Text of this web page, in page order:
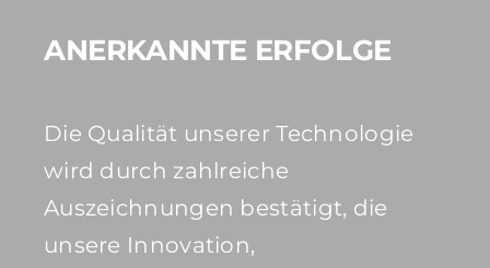
ANERKANNTE ERFOLGE
Die Qualität unserer Technologie
wird durch zahlreiche
Auszeichnungen bestätigt, die
unsere Innovation,